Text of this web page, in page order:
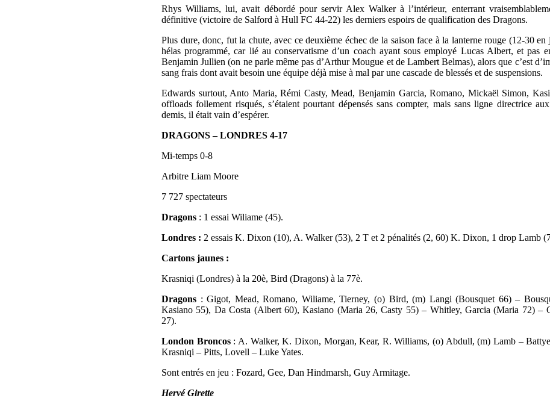
Rhys Williams, lui, avait débordé pour servir Alex Walker à l’intérieur, enterrant
définitive (victoire de Salford à Hull FC 44-22) les derniers espoirs de qualification des Dragons.
Plus dure, donc, fut la chute, avec ce deuxième échec de la saison face à la lanterne rouge (12-30
hélas programmé, car lié au conservatisme d’un coach ayant sous employé Lucas Albert, et pas
Benjamin Jullien (on ne parle même pas d’Arthur Mougue et de Lambert Belmas), alors que c’est
sang frais dont avait besoin une équipe déjà mise à mal par une cascade de blessés et de suspensions.
Edwards surtout, Anto Maria, Rémi Casty, Mead, Benjamin Garcia, Romano, Mickaël Simon,
offloads follement risqués, s’étaient pourtant dépensés sans compter, mais sans ligne directrice
demis, il était vain d’espérer.
DRAGONS – LONDRES 4-17
Mi-temps 0-8
Arbitre Liam Moore
7 727 spectateurs
Dragons : 1 essai Wiliame (45).
Londres : 2 essais K. Dixon (10), A. Walker (53), 2 T et 2 pénalités (2, 60) K. Dixon, 1 drop Lamb
Cartons jaunes :
Krasniqi (Londres) à la 20è, Bird (Dragons) à la 77è.
Dragons : Gigot, Mead, Romano, Wiliame, Tierney, (o) Bird, (m) Langi (Bousquet 66) –
Kasiano 55), Da Costa (Albert 60), Kasiano (Maria 26, Casty 55) – Whitley, Garcia (Maria 72) –
27).
London Broncos : A. Walker, K. Dixon, Morgan, Kear, R. Williams, (o) Abdull, (m) Lamb –
Krasniqi – Pitts, Lovell – Luke Yates.
Sont entrés en jeu : Fozard, Gee, Dan Hindmarsh, Guy Armitage.
Hervé Girette